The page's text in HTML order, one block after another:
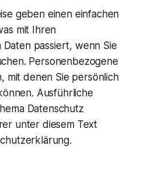
geben einen einfachen
mit Ihren
passiert, wenn Sie
Personenbezogene
mit denen Sie persönlich
Ausführliche
Datenschutz
unter diesem Text